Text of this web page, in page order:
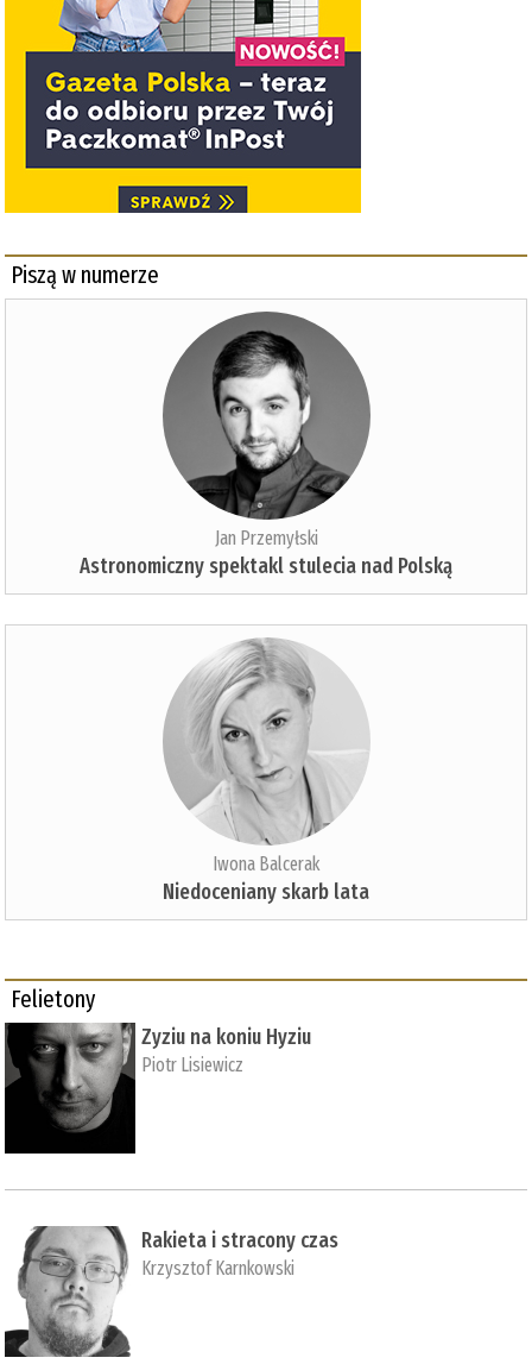
Piszą w numerze
Jan Przemyłski
Astronomiczny spektakl stulecia nad Polską
Iwona Balcerak
Niedoceniany skarb lata
Felietony
Zyziu na koniu Hyziu
Piotr Lisiewicz
Rakieta i stracony czas
Krzysztof Karnkowski